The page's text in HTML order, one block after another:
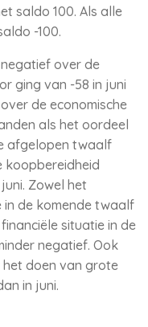
saldo 100. Als alle
-100.
over de
ging van -58 in juni
de economische
als het oordeel
afgelopen twaalf
koopbereidheid
Zowel het
in de komende twaalf
situatie in de
negatief. Ook
doen van grote
in juni.